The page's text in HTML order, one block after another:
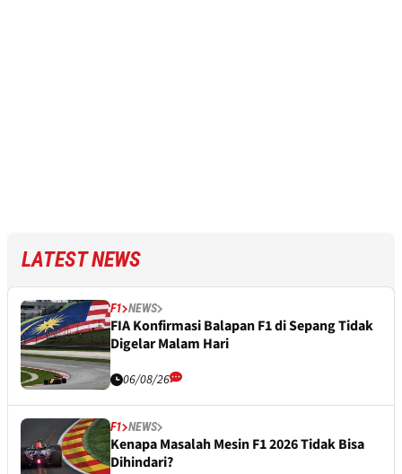
LATEST NEWS
F1 NEWS
FIA Konfirmasi Balapan F1 di Sepang Tidak
Digelar Malam Hari
06/08/26
F1 NEWS
Kenapa Masalah Mesin F1 2026 Tidak Bisa
Dihindari?